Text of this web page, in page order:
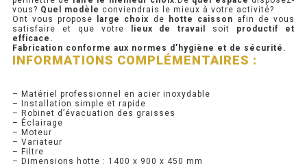
ARMOIRE RÉFRIGÉRÉE
RÉFRIGÉRATEUR VITRÉ
vous? Quel modèle conviendrais le mieux à votre activité?
Ont vous propose
large choix de hotte caisson afin de vous
satisfaire et que votre
lieux de travail soit productif et
efficace.
Fabrication conforme aux normes d’hygiène et de sécurité.
INFORMATIONS COMPLÉMENTAIRES :
– Matériel professionnel en acier inoxydable
– Installation simple et rapide
– Robinet d’évacuation des graisses
– Éclairage
– Moteur
– Variateur
– Filtre
– Dimensions hotte : 1400 x 900 x 450 mm